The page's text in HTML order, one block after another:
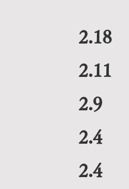
2.18
2.11
2.9
2.4
2.4